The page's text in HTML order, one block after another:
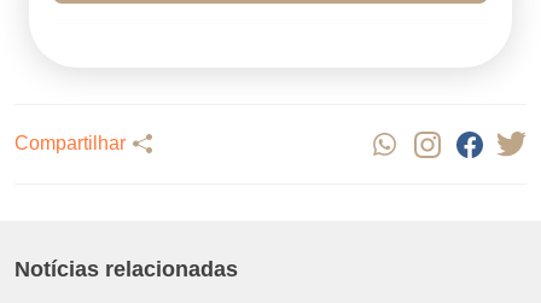
Compartilhar
Notícias relacionadas